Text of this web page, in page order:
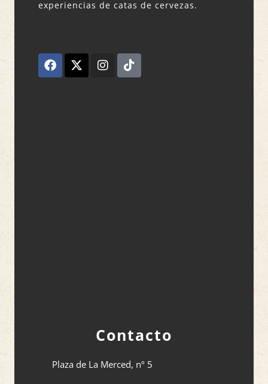
experiencias de catas de cervezas.
Contacto
Plaza de La Merced, nº 5